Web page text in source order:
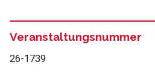
Veranstaltungsnummer
26-1739